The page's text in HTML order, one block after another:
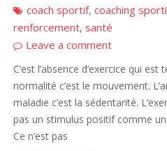
coach sportif,coaching
renforcement,santé
Leave a comment
C’est l’absence d’exercice qui
normalité c’est le mouvement.
maladie c’est la sédentarité.
pas un stimulus positif comme
Ce n’est pas